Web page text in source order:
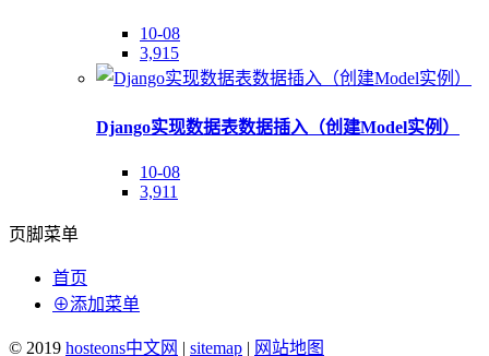
10-08
3,915
Django实现数据表数据插入（创建Model实例）
10-08
3,911
页脚菜单
首页
⊕添加菜单
© 2019 hosteons中文网 | sitemap | 网站地图